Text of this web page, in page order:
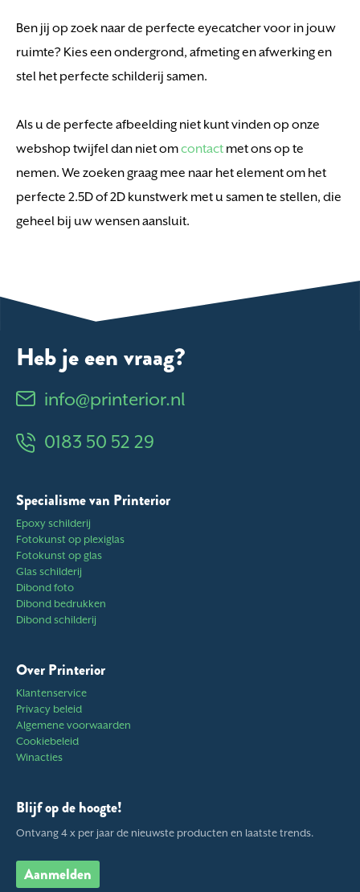
Ben jij op zoek naar de perfecte eyecatcher voor in jouw
ruimte? Kies een ondergrond, afmeting en afwerking en
stel het perfecte schilderij samen.
Als u de perfecte afbeelding niet kunt vinden op onze
webshop twijfel dan niet omcontact met ons op te
nemen. We zoeken graag mee naar het element om het
perfecte 2.5D of 2D kunstwerk met u samen te stellen, die
geheel bij uw wensen aansluit.
Heb je een vraag?
info@printerior.nl
0183 50 52 29
Specialisme van Printerior
Epoxy schilderij
Fotokunst op plexiglas
Fotokunst op glas
Glas schilderij
Dibond foto
Dibond bedrukken
Dibond schilderij
Over Printerior
Klantenservice
Privacy beleid
Algemene voorwaarden
Cookiebeleid
Winacties
Blijf op de hoogte!
Ontvang 4 x per jaar de nieuwste producten en laatste trends.
Aanmelden